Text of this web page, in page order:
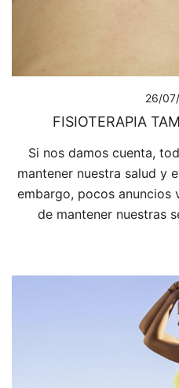
26/
FISIOTERAPIA
Si nos damos cuenta,
mantener nuestra salud y
embargo, pocos anuncios
de mantener nuestras